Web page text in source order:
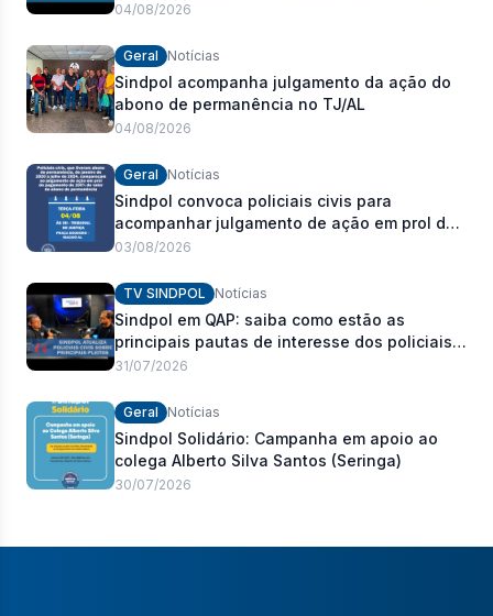
04/08/2026
Geral Notícias
Sindpol acompanha julgamento da ação do
abono de permanência no TJ/AL
04/08/2026
Geral Notícias
Sindpol convoca policiais civis para
acompanhar julgamento de ação em prol do
pagamento de 100% do abono de
03/08/2026
TV SINDPOL Notícias
Sindpol em QAP: saiba como estão as
principais pautas de interesse dos policiais
civis
31/07/2026
Geral Notícias
Sindpol Solidário: Campanha em apoio ao
colega Alberto Silva Santos (Seringa)
30/07/2026